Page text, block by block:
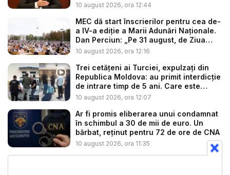
10 august 2026, ora 12:44
MEC dă start înscrierilor pentru cea de-
a IV-a ediție a Marii Adunări Naționale.
Dan Perciun: „Pe 31 august, de Ziua
Lim...
10 august 2026, ora 12:16
Trei cetățeni ai Turciei, expulzați din
Republica Moldova: au primit interdicție
de intrare timp de 5 ani. Care este
moti...
10 august 2026, ora 12:07
Ar fi promis eliberarea unui condamnat
în schimbul a 30 de mii de euro. Un
bărbat, reținut pentru 72 de ore de CNA
10 august 2026, ora 11:35